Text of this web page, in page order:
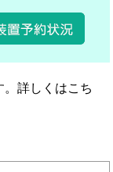
。詳しくはこち